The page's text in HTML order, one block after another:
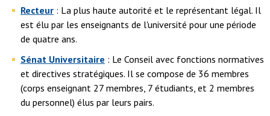
Funcionarias/os
Egresadas/os
Recteur : La plus haute autorité et le représentant légal. Il
est élu par les enseignants de l'université pour une période
de quatre ans.
Sénat Universitaire : Le Conseil avec fonctions normatives
et directives stratégiques. Il se compose de 36 membres
(corps enseignant 27 membres, 7 étudiants, et 2 membres
du personnel) élus par leurs pairs.